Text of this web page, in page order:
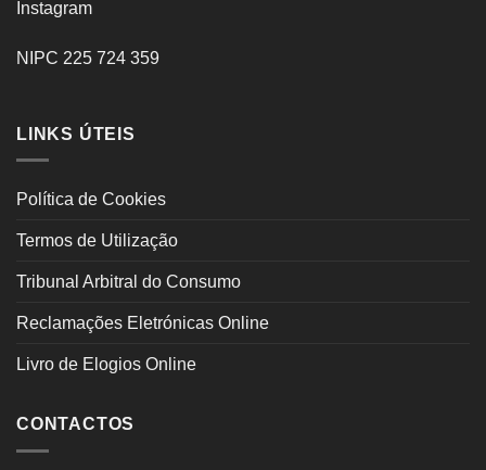
Instagram
NIPC 225 724 359
LINKS ÚTEIS
Política de Cookies
Termos de Utilização
Tribunal Arbitral do Consumo
Reclamações Eletrónicas Online
Livro de Elogios Online
CONTACTOS